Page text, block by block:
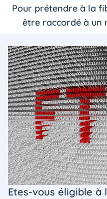
Pour prétendre à la
être raccordé à un
Etes-vous éligible à